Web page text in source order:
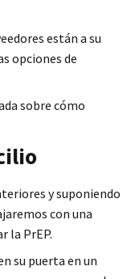
están a su
opciones de
sobre cómo
y suponiendo
con una
la PrEP.
su puerta en un